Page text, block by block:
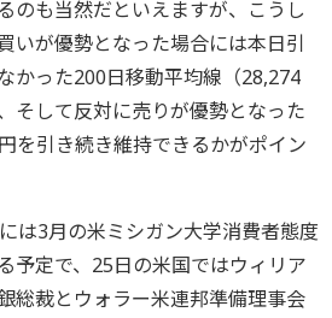
のも当然だといえますが、こうし
いが優勢となった場合には本日引
かった200日移動平均線（28,274
そして反対に売りが優勢となった
を引き続き維持できるかがポイン
は3月の米ミシガン大学消費者態度
予定で、25日の米国ではウィリア
総裁とウォラー米連邦準備理事会